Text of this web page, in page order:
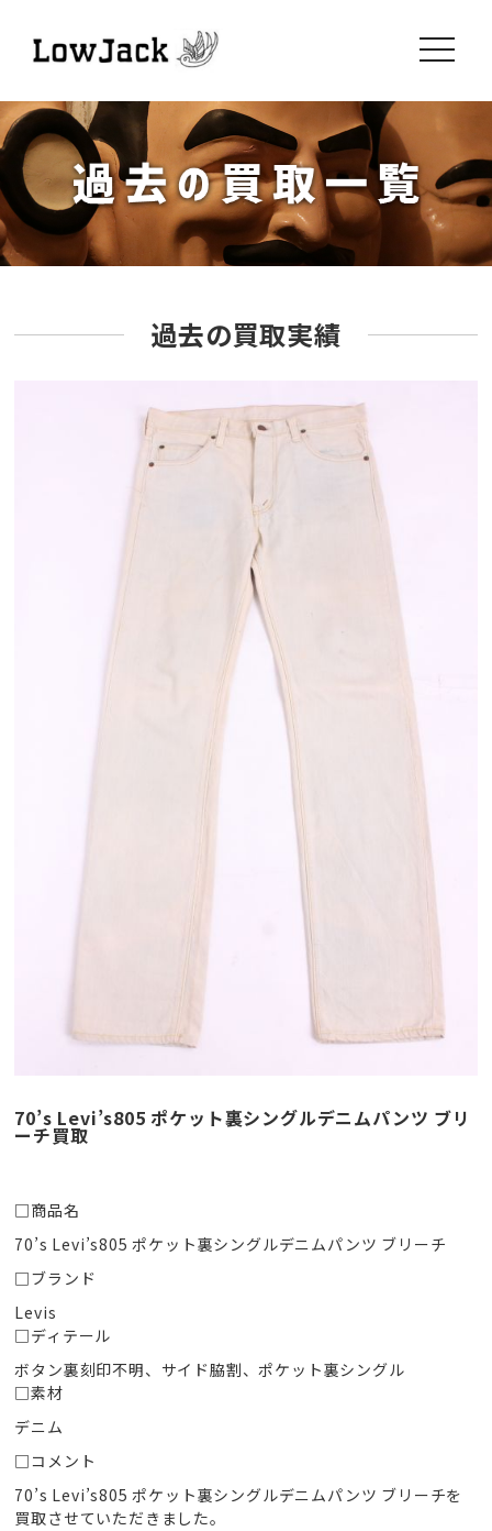
toggle
過去の買取実績
70’s Levi’s805 ポケット裏シングルデニムパンツ ブリ
ーチ買取
□商品名
70’s Levi’s805 ポケット裏シングルデニムパンツ ブリーチ
□ブランド
Levis
□ディテール
ボタン裏刻印不明、サイド脇割、ポケット裏シングル
□素材
デニム
□コメント
70’s Levi’s805 ポケット裏シングルデニムパンツ ブリーチを
買取させていただきました。